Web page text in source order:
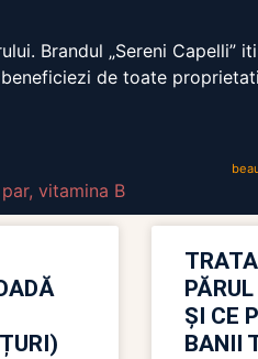
Brandul „Sereni Capelli”
de toate
, vitamina B
ȘI CE
BANII